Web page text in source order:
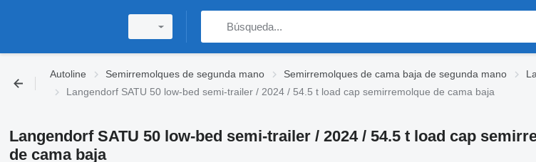
Autoline Semirremolques de segunda mano Semirremolques de cama baja de segunda mano
Langendorf SATU 50 low-bed semi-trailer / 2024 / 54.5 t load cap semirremolque de cama baja
Langendorf SATU 50 low-bed semi-trailer / 2024 / 54.5 t load cap
de cama baja